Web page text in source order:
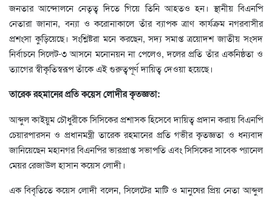
জনতার আন্দোলনে নেতৃত্ব দিতে গিয়ে তিনি আহতও হন। স্থানীয় বিএনপি
নেতারা জানান, বন্যা ও করোনাকালে তাঁর ব্যাপক ত্রাণ কার্যক্রম নগরবাসীর
প্রশংসা কুড়িয়েছে। সংশ্লিষ্টরা মনে করছেন, সদ্য সমাপ্ত ত্রয়োদশ জাতীয় সংসদ
নির্বাচনে সিলেট-৩ আসনে মনোনয়ন না পেলেও, দলের প্রতি তাঁর একনিষ্ঠতা ও
ত্যাগের স্বীকৃতিস্বরূপ তাঁকে এই গুরুত্বপূর্ণ দায়িত্ব দেওয়া হয়েছে।
তারেক রহমানের প্রতি কয়েস লোদীর কৃতজ্ঞতা:
আব্দুল কাইয়ুম চৌধুরীকে সিসিকের প্রশাসক হিসেবে দায়িত্ব প্রদান করায় বিএনপি
চেয়ারপারসন ও প্রধানমন্ত্রী তারেক রহমানের প্রতি গভীর কৃতজ্ঞতা ও ধন্যবাদ
জানিয়েছেন মহানগর বিএনপির ভারপ্রাপ্ত সভাপতি এবং সিসিকের সাবেক প্যানেল
মেয়র রেজাউল হাসান কয়েস লোদী।
এক বিবৃতিতে কয়েস লোদী বলেন, সিলেটের মাটি ও মানুষের প্রিয় নেতা আব্দুল